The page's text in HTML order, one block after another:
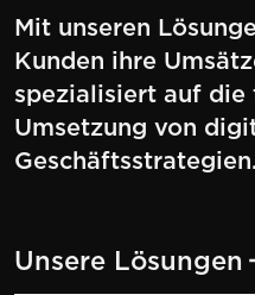
Mit unseren
Kunden ihre
spezialisiert auf die
Umsetzung von
Geschäftsstrategien.
Unsere Lösungen